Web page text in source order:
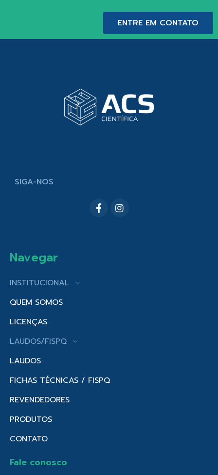
ENTRE EM CONTATO
SIGA-NOS
Navegar
INSTITUCIONAL
QUEM SOMOS
LICENÇAS
LAUDOS/FISPQ
LAUDOS
FICHAS TÉCNICAS / FISPQ
REVENDEDORES
PRODUTOS
CONTATO
Fale conosco